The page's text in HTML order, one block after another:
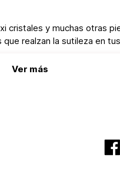
y muchas otras
realzan la sutileza en
días casuales, salidas
Ver más